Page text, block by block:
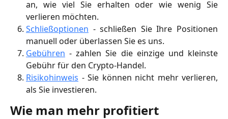
an, wie viel Sie erhalten oder wie wenig Sie
verlieren möchten.
Schließoptionen - schließen Sie Ihre Positionen
manuell oder überlassen Sie es uns.
Gebühren - zahlen Sie die einzige und kleinste
Gebühr für den Crypto-Handel.
Risikohinweis - Sie können nicht mehr verlieren,
als Sie investieren.
Wie man mehr profitiert